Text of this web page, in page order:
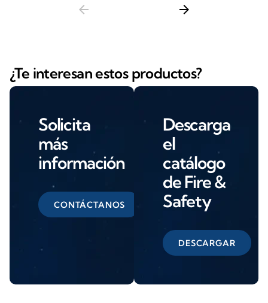
arrow_back arrow_forward
¿Te interesan estos productos?
Solicita
más
información
CONTÁCTANOS
Descarga
el
catálogo
de Fire &
Safety
DESCARGAR